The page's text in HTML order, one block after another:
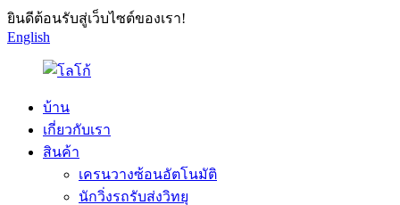
ยินดีต้อนรับสู่เว็บไซต์ของเรา!
English
บ้าน
เกี่ยวกับเรา
สินค้า
เครนวางซ้อนอัตโนมัติ
นักวิ่งรถรับส่งวิทยุ